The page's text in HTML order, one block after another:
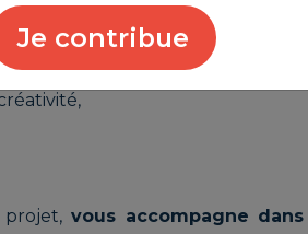
Je contribue
vous accompagne